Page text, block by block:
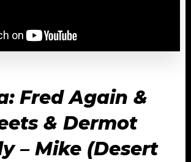
Fred Again &
& Dermot
– Mike (Desert